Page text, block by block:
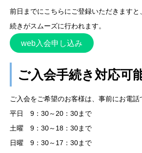
前日までにこちらにご登録いただきます
続きがスムーズに行われます。
web入会申し込み
ご入会手続き対応可
ご入会をご希望のお客様は、事前にお電話
平日 9：30～20：30まで
土曜 9：30～18：30まで
日曜 9：30～17：30まで